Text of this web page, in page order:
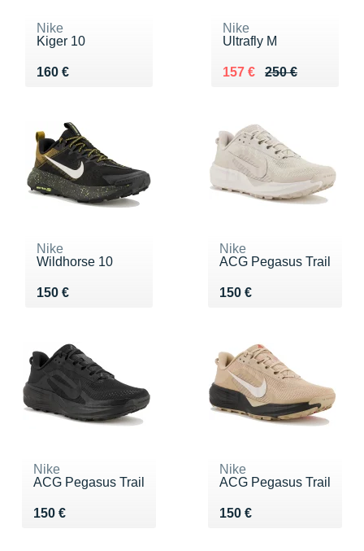
Nike
Kiger 10
160 €
Vendu 160 €
Nike
Ultrafly M
250 €
Au lieu de 250 €
157 €
Vendu 157 €
Nike
Wildhorse 10
150 €
Vendu 150 €
Nike
ACG Pegasus Trail
150 €
Vendu 150 €
Nike
ACG Pegasus Trail
150 €
Vendu 150 €
Nike
ACG Pegasus Trail
150 €
Vendu 150 €